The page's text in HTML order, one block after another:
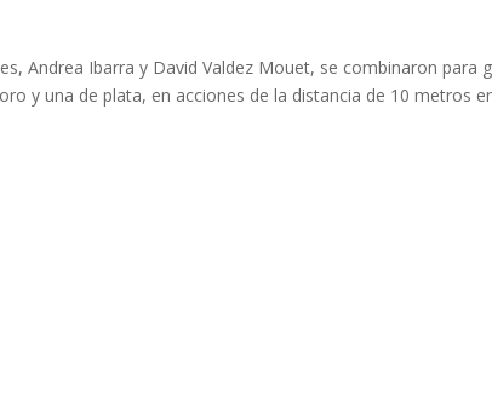
Andrea Ibarra y David Valdez Mouet, se combinaron
y una de plata, en acciones de la distancia de 10 metros